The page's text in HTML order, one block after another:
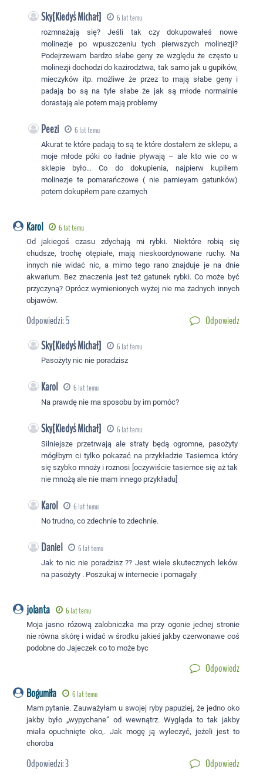
Sky[Kiedyś Michał] 6 lat temu
rozmnażają się? Jeśli tak czy dokupowałeś nowe
molinezje po wpuszczeniu tych pierwszych molinezji?
Podejrzewam bardzo słabe geny ze względu że często u
molinezji dochodzi do kazirodztwa, tak samo jak u gupików,
mieczyków itp. możliwe że przez to mają słabe geny i
padają bo są na tyle słabe że jak są młode normalnie
dorastają ale potem mają problemy
Peezi 6 lat temu
Akurat te które padają to są te które dostałem że sklepu, a
moje młode póki co ładnie pływają – ale kto wie co w
sklepie było… Co do dokupienia, najpierw kupiłem
molinezje te pomarańczowe ( nie pamieyam gatunków)
potem dokupiłem pare czarnych
Karol 6 lat temu
Od jakiegoś czasu zdychają mi rybki. Niektóre robią się
chudsze, trochę otępiałe, mają nieskoordynowane ruchy. Na
innych nie widać nic, a mimo tego rano znajduje je na dnie
akwarium. Bez znaczenia jest też gatunek rybki. Co może być
przyczyną? Oprócz wymienionych wyżej nie ma żadnych innych
objawów.
Odpowiedzi:5 Odpowiedz
Sky[Kiedyś Michał] 6 lat temu
Pasożyty nic nie poradzisz
Karol 6 lat temu
Na prawdę nie ma sposobu by im pomóc?
Sky[Kiedyś Michał] 6 lat temu
Silniejsze przetrwają ale straty będą ogromne, pasożyty
mógłbym ci tylko pokazać na przykładzie Tasiemca który
się szybko mnoży i roznosi [oczywiście tasiemce się aż tak
nie mnożą ale nie mam innego przykładu]
Karol 6 lat temu
No trudno, co zdechnie to zdechnie.
Daniel 6 lat temu
Jak to nic nie poradzisz ?? Jest wiele skutecznych leków
na pasożyty . Poszukaj w internecie i pomagały
jolanta 6 lat temu
Moja jasno różową zalobniczka ma przy ogonie jednej stronie
nie równa skórę i widać w środku jakieś jakby czerwonawe coś
podobne do Jajeczek co to może byc
Odpowiedz
Bogumiła 6 lat temu
Mam pytanie. Zauważyłam u swojej ryby papuziej, że jedno oko
jakby było „wypychane” od wewnątrz. Wygląda to tak jakby
miała opuchnięte oko,. Jak mogę ją wyleczyć, jeżeli jest to
choroba
Odpowiedzi:3 Odpowiedz